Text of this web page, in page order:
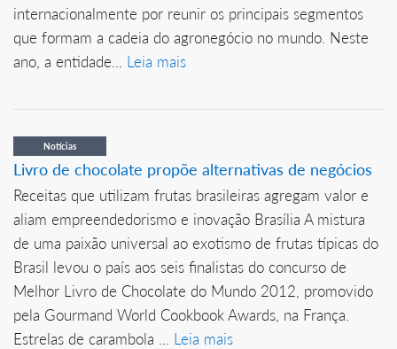
internacionalmente por reunir os principais segmentos
que formam a cadeia do agronegócio no mundo. Neste
ano, a entidade... Leia mais
Notícias
Livro de chocolate propõe alternativas de negócios
Receitas que utilizam frutas brasileiras agregam valor e
aliam empreendedorismo e inovação Brasília A mistura
de uma paixão universal ao exotismo de frutas típicas do
Brasil levou o país aos seis finalistas do concurso de
Melhor Livro de Chocolate do Mundo 2012, promovido
pela Gourmand World Cookbook Awards, na França.
Estrelas de carambola ... Leia mais